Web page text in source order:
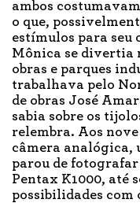
ambos
o que,
estímulos para seu
Mônica se divertia
obras e parques
trabalhava pelo
de obras José
sabia sobre os
relembra. Aos
câmera analógica,
parou de fotografar
Pentax K1000, até
possibilidades